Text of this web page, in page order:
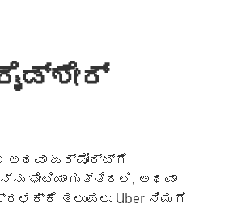
ಅಥವಾ ಏರ್‌ಪೋರ್ಟ್‌ಗೆ
ಭೇಟಿಯಾಗುತ್ತಿರಲಿ, ಅಥವಾ
ತಲುಪಲು Uber ನಿಮಗೆ